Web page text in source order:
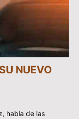
NUEVO
habla de las